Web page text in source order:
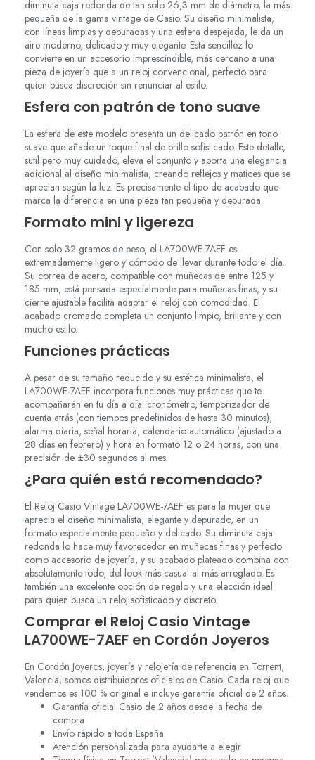
diminuta caja redonda de tan solo 26,3 mm de diámetro, la más
pequeña de la gama vintage de Casio. Su diseño minimalista,
con líneas limpias y depuradas y una esfera despejada, le da un
aire moderno, delicado y muy elegante. Esta sencillez lo
convierte en un accesorio imprescindible, más cercano a una
pieza de joyería que a un reloj convencional, perfecto para
quien busca discreción sin renunciar al estilo.
Esfera con patrón de tono suave
La esfera de este modelo presenta un delicado patrón en tono
suave que añade un toque final de brillo sofisticado. Este detalle,
sutil pero muy cuidado, eleva el conjunto y aporta una elegancia
adicional al diseño minimalista, creando reflejos y matices que se
aprecian según la luz. Es precisamente el tipo de acabado que
marca la diferencia en una pieza tan pequeña y depurada.
Formato mini y ligereza
Con solo 32 gramos de peso, el LA700WE-7AEF es
extremadamente ligero y cómodo de llevar durante todo el día.
Su correa de acero, compatible con muñecas de entre 125 y
185 mm, está pensada especialmente para muñecas finas, y su
cierre ajustable facilita adaptar el reloj con comodidad. El
acabado cromado completa un conjunto limpio, brillante y con
mucho estilo.
Funciones prácticas
A pesar de su tamaño reducido y su estética minimalista, el
LA700WE-7AEF incorpora funciones muy prácticas que te
acompañarán en tu día a día: cronómetro, temporizador de
cuenta atrás (con tiempos predefinidos de hasta 30 minutos),
alarma diaria, señal horaria, calendario automático (ajustado a
28 días en febrero) y hora en formato 12 o 24 horas, con una
precisión de ±30 segundos al mes.
¿Para quién está recomendado?
El Reloj Casio Vintage LA700WE-7AEF es para la mujer que
aprecia el diseño minimalista, elegante y depurado, en un
formato especialmente pequeño y delicado. Su diminuta caja
redonda lo hace muy favorecedor en muñecas finas y perfecto
como accesorio de joyería, y su acabado plateado combina con
absolutamente todo, del look más casual al más arreglado. Es
también una excelente opción de regalo y una elección ideal
para quien busca un reloj sofisticado y discreto.
Comprar el Reloj Casio Vintage
LA700WE-7AEF en Cordón Joyeros
En Cordón Joyeros, joyería y relojería de referencia en Torrent,
Valencia, somos distribuidores oficiales de Casio. Cada reloj que
vendemos es 100 % original e incluye garantía oficial de 2 años.
Garantía oficial Casio de 2 años desde la fecha de
compra
Envío rápido a toda España
Atención personalizada para ayudarte a elegir